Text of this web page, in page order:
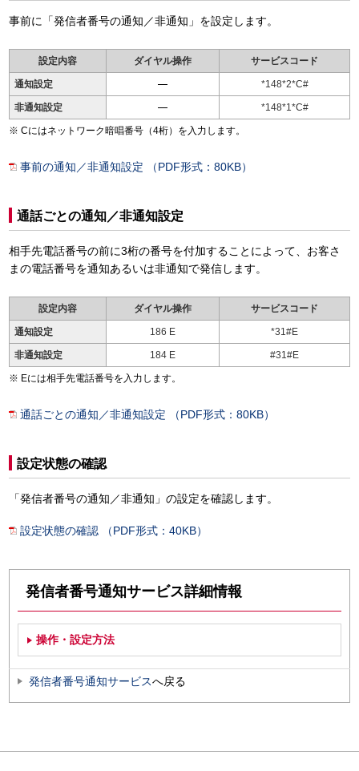
事前に「発信者番号の通知／非通知」を設定します。
設定内容 ダイヤル操作 サービスコード
通知設定 *148*2*C#
非通知設定 *148*1*C#
Cにはネットワーク暗唱番号（4桁）を入力します。
事前の通知／非通知設定 （PDF形式：80KB）
通話ごとの通知／非通知設定
相手先電話番号の前に3桁の番号を付加することによって、お客さ
まの電話番号を通知あるいは非通知で発信します。
設定内容 ダイヤル操作 サービスコード
通知設定 186 E *31#E
非通知設定 184 E #31#E
Eには相手先電話番号を入力します。
通話ごとの通知／非通知設定 （PDF形式：80KB）
設定状態の確認
「発信者番号の通知／非通知」の設定を確認します。
設定状態の確認 （PDF形式：40KB）
発信者番号通知サービス詳細情報
操作・設定方法
発信者番号通知サービスへ戻る